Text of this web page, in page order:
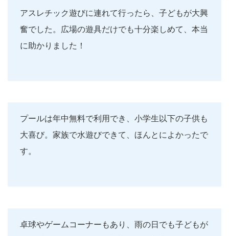
アスレチック遊びに連れて行ったら、子どもが大興
奮でした。広場の遊具だけでも十分楽しめて、本当
に助かりました！
プールは年中無料で利用でき、小学生以下の子供も
大喜び。家族で水遊びできて、ほんとによかったで
す。
卓球やゲームコーナーもあり、雨の日でも子どもが